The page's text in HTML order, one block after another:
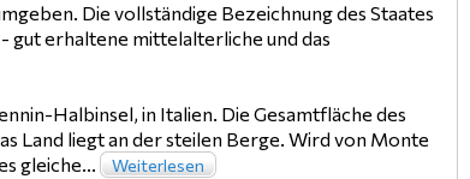
Die vollständige Bezeichnung des Staates
gut erhaltene mittelalterliche und das
Halbinsel, in Italien. Die Gesamtfläche des
Land liegt an der steilen Berge. Wird von Monte
gleiche...
Weiterlesen